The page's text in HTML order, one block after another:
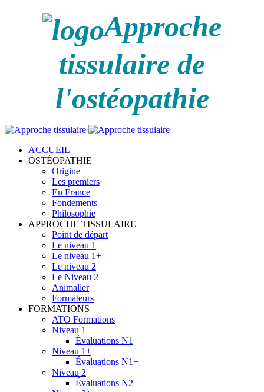
Approche
tissulaire de
l'ostéopathie
ACCUEIL
OSTÉOPATHIE
Origine
Les premiers
En France
Fondements
Philosophie
APPROCHE TISSULAIRE
Point de départ
Le niveau 1
Le niveau 1+
Le niveau 2
Le Niveau 2+
Animalier
Formateurs
FORMATIONS
ATO Formations
Niveau 1
Évaluations N1
Niveau 1+
Évaluations N1+
Niveau 2
Évaluations N2